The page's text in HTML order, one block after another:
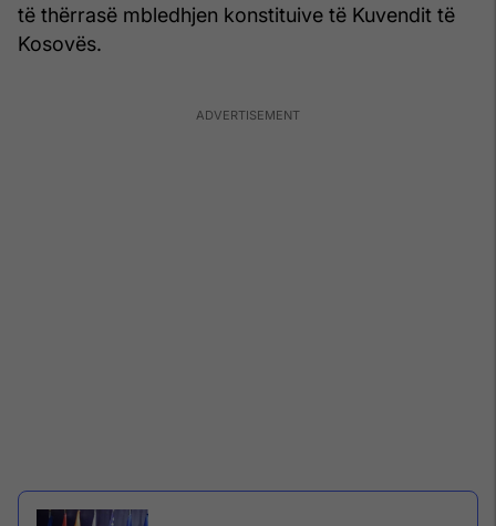
të thërrasë mbledhjen konstituive të Kuvendit të
Kosovës.